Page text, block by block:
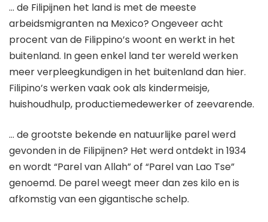
… de Filipijnen het land is met de meeste
arbeidsmigranten na Mexico? Ongeveer acht
procent van de Filippino’s woont en werkt in het
buitenland. In geen enkel land ter wereld werken
meer verpleegkundigen in het buitenland dan hier.
Filipino’s werken vaak ook als kindermeisje,
huishoudhulp, productiemedewerker of zeevarende.
… de grootste bekende en natuurlijke parel werd
gevonden in de Filipijnen? Het werd ontdekt in 1934
en wordt “Parel van Allah” of “Parel van Lao Tse”
genoemd. De parel weegt meer dan zes kilo en is
afkomstig van een gigantische schelp.